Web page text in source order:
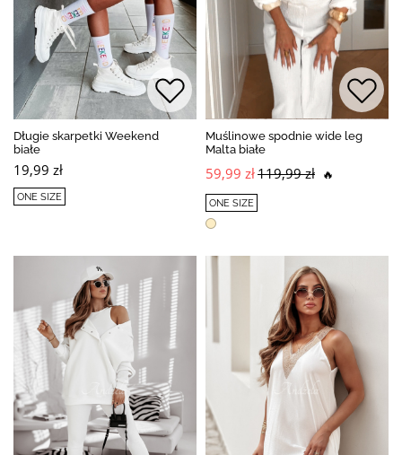
Długie skarpetki Weekend
białe
19,99 zł
ONE SIZE
Muślinowe spodnie wide leg
Malta białe
59,99 zł119,99 zł 🔥
ONE SIZE